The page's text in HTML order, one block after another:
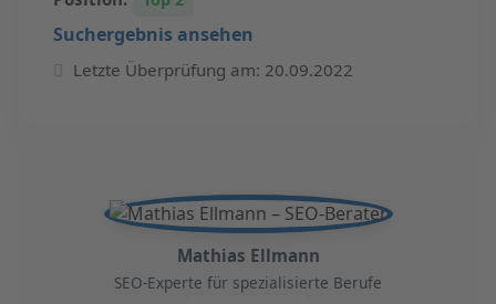
Suchergebnis ansehen
Letzte Überprüfung am: 20.09.2022
Mathias Ellmann
SEO-Experte für spezialisierte Berufe